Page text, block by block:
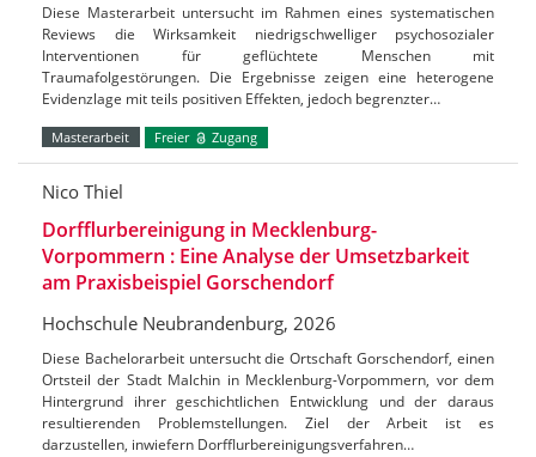
Diese Masterarbeit untersucht im Rahmen eines systematischen
Reviews die Wirksamkeit niedrigschwelliger psychosozialer
Interventionen für geflüchtete Menschen mit
Traumafolgestörungen. Die Ergebnisse zeigen eine heterogene
Evidenzlage mit teils positiven Effekten, jedoch begrenzter…
Masterarbeit Freier Zugang
Nico Thiel
Dorfflurbereinigung in Mecklenburg-
Vorpommern : Eine Analyse der Umsetzbarkeit
am Praxisbeispiel Gorschendorf
Hochschule Neubrandenburg, 2026
Diese Bachelorarbeit untersucht die Ortschaft Gorschendorf, einen
Ortsteil der Stadt Malchin in Mecklenburg-Vorpommern, vor dem
Hintergrund ihrer geschichtlichen Entwicklung und der daraus
resultierenden Problemstellungen. Ziel der Arbeit ist es
darzustellen, inwiefern Dorfflurbereinigungsverfahren…